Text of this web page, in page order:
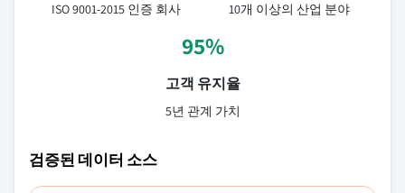
ISO 9001-2015 인증 회사 10개 이상의 산업 분야
95%
고객 유지율
5년 관계 가치
검증된 데이터 소스